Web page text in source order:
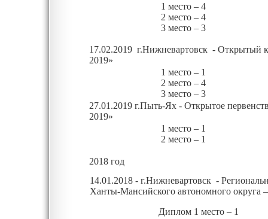
1 место – 4
2 место – 4
3 место – 3
17.02.2019 г.Нижневартовск - Открытый
2019»
1 место – 1
2 место – 4
3 место – 3
27.01.2019 г.Пыть-Ях - Открытое
2019»
1 место – 1
2 место – 1
2018 год
14.01.2018 - г.Нижневартовск -
Ханты-Мансийского автономного округа
Диплом 1 место – 1